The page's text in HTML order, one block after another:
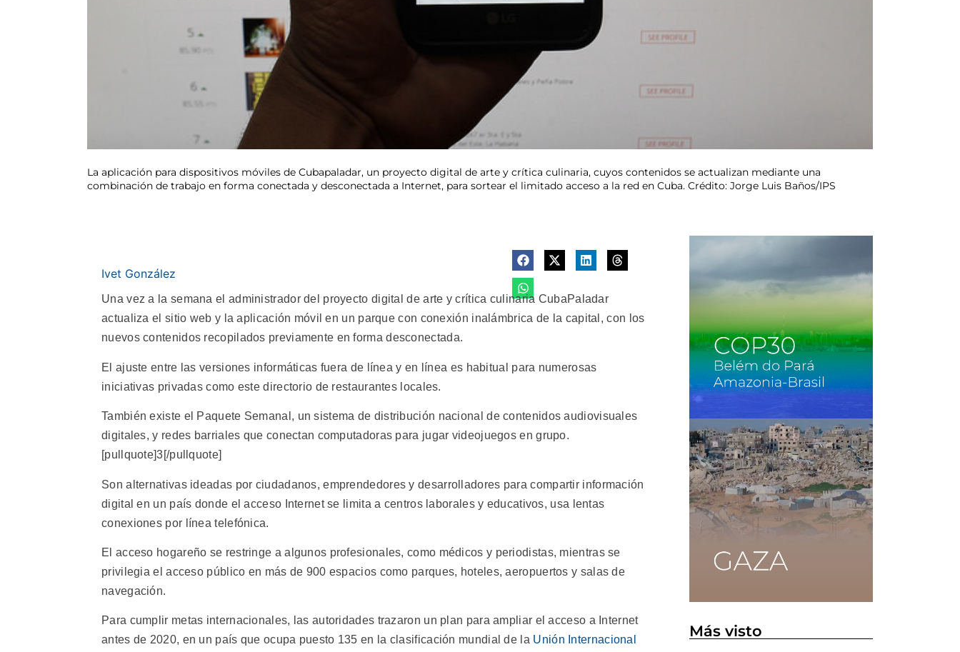
La aplicación para dispositivos móviles de Cubapaladar, un proyecto digital de arte y crítica culinaria, cuyos contenidos se actualizan mediante una
combinación de trabajo en forma conectada y desconectada a Internet, para sortear el limitado acceso a la red en Cuba. Crédito: Jorge Luis Baños/IPS
Ivet González
Una vez a la semana el administrador del proyecto digital de arte y crítica culinaria CubaPaladar
actualiza el sitio web y la aplicación móvil en un parque con conexión inalámbrica de la capital, con los
nuevos contenidos recopilados previamente en forma desconectada.
El ajuste entre las versiones informáticas fuera de línea y en línea es habitual para numerosas
iniciativas privadas como este directorio de restaurantes locales.
También existe el Paquete Semanal, un sistema de distribución nacional de contenidos audiovisuales
digitales, y redes barriales que conectan computadoras para jugar videojuegos en grupo.
[pullquote]3[/pullquote]
Son alternativas ideadas por ciudadanos, emprendedores y desarrolladores para compartir información
digital en un país donde el acceso Internet se limita a centros laborales y educativos, usa lentas
conexiones por línea telefónica.
El acceso hogareño se restringe a algunos profesionales, como médicos y periodistas, mientras se
privilegia el acceso público en más de 900 espacios como parques, hoteles, aeropuertos y salas de
navegación.
Para cumplir metas internacionales, las autoridades trazaron un plan para ampliar el acceso a Internet
antes de 2020, en un país que ocupa puesto 135 en la clasificación mundial de la Unión Internacional
Más visto